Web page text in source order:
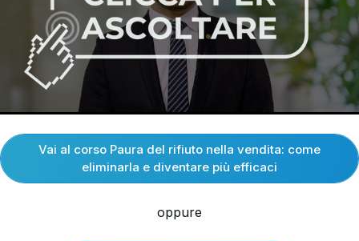
Vai al corso Paura del rifiuto nella vendita: come
eliminarla e diventare più efficaci
oppure